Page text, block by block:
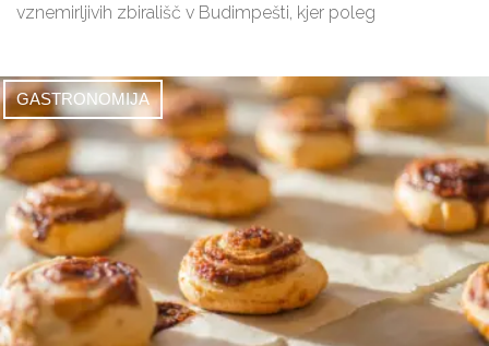
vznemirljivih zbirališč v Budimpešti, kjer poleg
GASTRONOMIJA